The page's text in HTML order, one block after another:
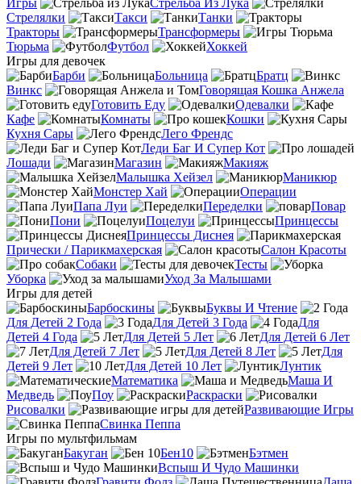
Игры
Стрельба Из Лука
Стрелялки
Такси
Танки
Тракторы
Трансформеры
Тюрьма
Футбол
Хоккей
Игры для девочек
Барби
Больница
Братц
Винкс
Говорящая Кошка Анжела
Готовить Еду
Одевалки
Кафе
Комнаты
Кошки
Кухня Сары
Лего Френдс
Леди Баг И Супер Кот
Лошади
Магазин
Макияж
Малышка Хейзел
Маникюр
Монстер Хай
Операции
Папа Луи
Переделки
Повар
Пони
Поцелуи
Принцессы
Принцессы Диснея
Прически / Парикмахерская
Салон Красоты
Собаки
Тесты
Уборка
Уход За Малышами
Игры для детей
Барбоскины
Буквы И Чтение
Для Детей 2 Года
Для Детей 3 Года
Для
Детей 4 Года
Для Детей 5 Лет
Для Детей 6 Лет
Для Детей 7 Лет
Для Детей 8 Лет
Для
Детей 9 Лет
Для Детей 10 Лет
Лунтик
Математика
Маша И
Медведь
Поу
Раскраски
Рисовалки
Развивающие Игры
Свинка Пеппа
Игры по мультфильмам
Бакуган
Бен10
Бэтмен
Вспыш И Чудо Машинки